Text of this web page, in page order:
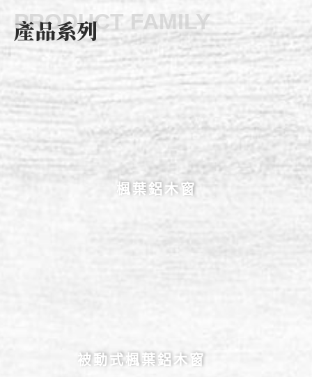
PRODUCT FAMILY
產品系列
楓葉鋁木窗
被動式楓葉鋁木窗